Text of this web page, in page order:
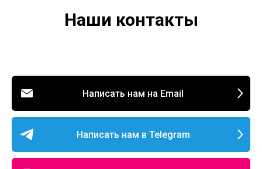
Наши контакты
Написать нам на Email
Написать нам в Telegram